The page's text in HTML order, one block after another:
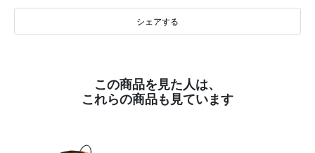
シェアする
この商品を見た人は、
これらの商品も見ています